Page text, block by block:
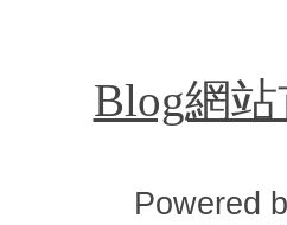
Blog網
Powered